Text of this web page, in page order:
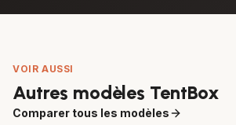
VOIR AUSSI
Autres modèles TentBox
Comparer tous les modèles